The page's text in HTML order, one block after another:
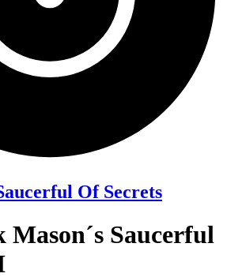
Of Secrets
Mason´s Saucerful